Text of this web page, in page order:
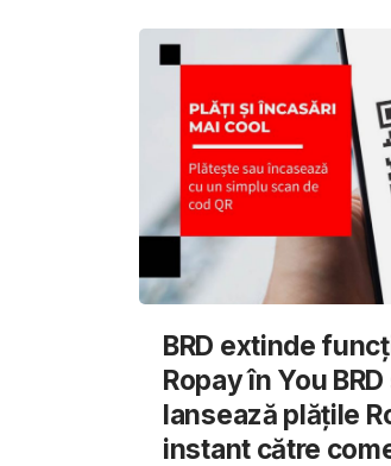
BRD extinde
Ropay în You BRD
lansează plățile
instant către